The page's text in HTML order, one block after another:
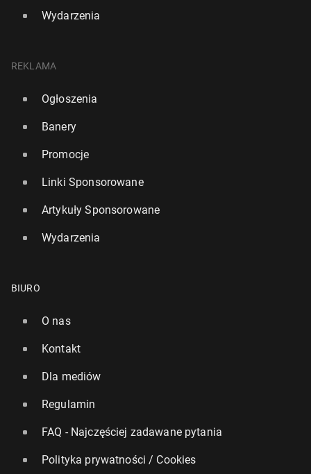
Wydarzenia
REKLAMA
Ogłoszenia
Banery
Promocje
Linki Sponsorowane
Artykuły Sponsorowane
Wydarzenia
BIURO
O nas
Kontakt
Dla mediów
Regulamin
FAQ - Najczęściej zadawane pytania
Polityka prywatności / Cookies